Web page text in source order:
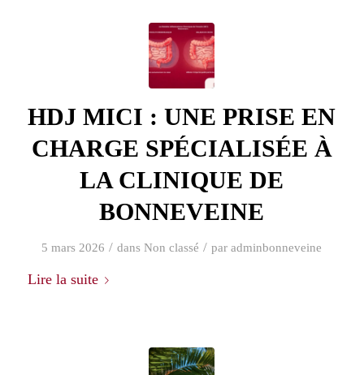
HDJ MICI : UNE PRISE EN
CHARGE SPÉCIALISÉE À
LA CLINIQUE DE
BONNEVEINE
5 mars 2026 / dansNon classé / paradminbonneveine
Lire la suite